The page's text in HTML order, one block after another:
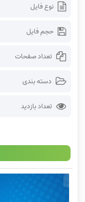
نوع فایل
حجم فایل
تعداد صفحات
دسته بندی
تعداد بازدید